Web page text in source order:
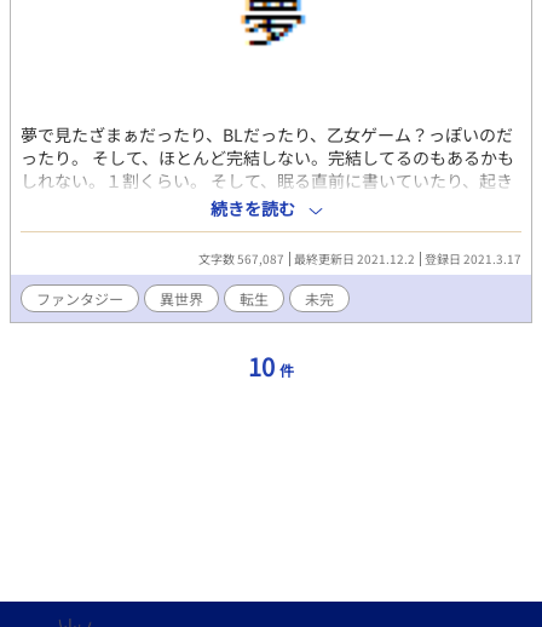
夢で見たざまぁだったり、BLだったり、乙女ゲーム？っぽいのだ
ったり。 そして、ほとんど完結しない。完結してるのもあるかも
しれない。１割くらい。 そして、眠る直前に書いていたり、起き
てすぐに書いてたりするからかなり中途半端。 寝ぼけてるから誤
字脱字大目。 だって、夢だから。 だから、夢メモ略してゆめも。
BLが含まれているものがあるので念のため、カテゴリにBLを入れ
てます。全年齢の方が多いけれど、R18もあるかもしれないので、
念のため、R１８指定にしてます。
続きを読む
文字数 567,087 最終更新日 2021.12.2 登録日 2021.3.17
ファンタジー 異世界 転生 未完
10 件